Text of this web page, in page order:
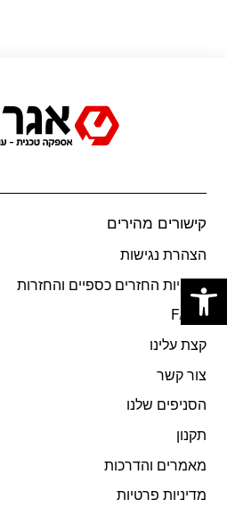
קישורים מהירים
הצהרת נגישות
מדיניות החזרים כספיים והחזרות
FAQs
קצת עלינו
צור קשר
הסניפים שלנו
תקנון
מאמרים והדרכות
מדיניות פרטיות
פתח סרגל נגישות